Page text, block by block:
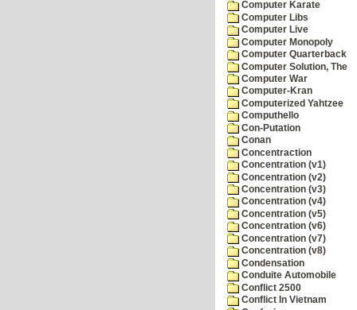
Computer Karate
Computer Libs
Computer Live
Computer Monopoly
Computer Quarterback
Computer Solution, The
Computer War
Computer-Kran
Computerized Yahtzee
Computhello
Con-Putation
Conan
Concentraction
Concentration (v1)
Concentration (v2)
Concentration (v3)
Concentration (v4)
Concentration (v5)
Concentration (v6)
Concentration (v7)
Concentration (v8)
Condensation
Conduite Automobile
Conflict 2500
Conflict In Vietnam